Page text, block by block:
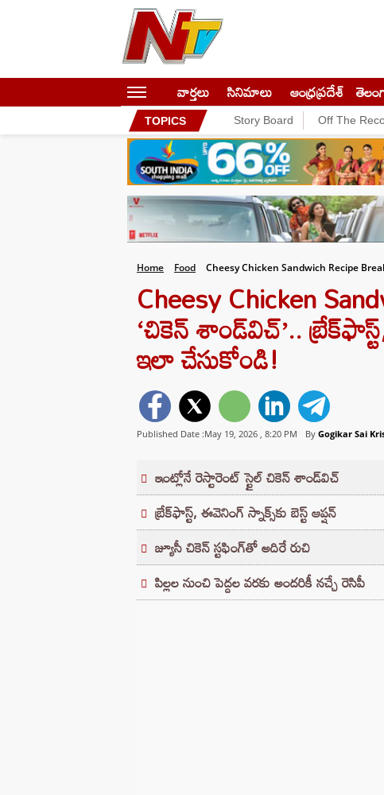
వార్తలు సినిమాలు ఆంధ్రప్రదేశ్
TOPICS Story Board Off The
Home Food Cheesy Chicken Sandwich Recipe
Cheesy Chicken
‘చికెన్ శాండ్‌విచ్’..
ఇలా చేసుకోండి!
Published Date :May 19, 2026 , 8:20 PM By Gogikar Sai
ఇంట్లోనే రెస్టారెంట్ స్టైల్ చికెన్ శాండ్‌విచ్
బ్రేక్‌ఫాస్ట్, ఈవెనింగ్ స్నాక్స్‌కు బెస్ట్ ఆప్షన్
జ్యూసీ చికెన్ స్టఫింగ్‌తో అదిరే రుచి
పిల్లల నుంచి పెద్దల వరకు అందరికీ నచ్చే రెసిపీ